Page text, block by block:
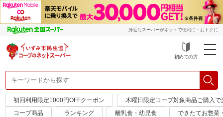
身近なスーパーがネットで便利に・おトクに
初めての方
初回利用限定1000円OFFクーポン
木曜日限定コープ対象商品ご購入
コープ商品
ランキング 離乳食・幼児食 できたてお惣菜